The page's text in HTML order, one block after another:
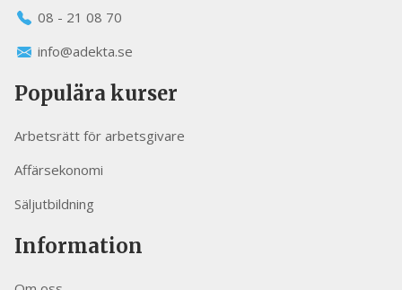
08 - 21 08 70
info@adekta.se
Populära kurser
Arbetsrätt för arbetsgivare
Affärsekonomi
Säljutbildning
Information